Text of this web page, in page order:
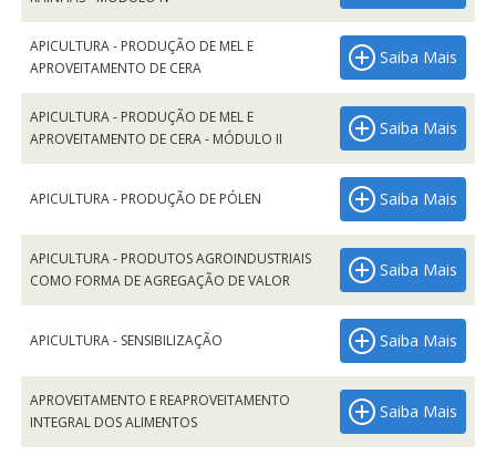
APICULTURA - PRODUÇÃO DE MEL E
APROVEITAMENTO DE CERA
Saiba Mais
APICULTURA - PRODUÇÃO DE MEL E
APROVEITAMENTO DE CERA - MÓDULO II
Saiba Mais
APICULTURA - PRODUÇÃO DE PÓLEN Saiba Mais
APICULTURA - PRODUTOS AGROINDUSTRIAIS
COMO FORMA DE AGREGAÇÃO DE VALOR
Saiba Mais
APICULTURA - SENSIBILIZAÇÃO Saiba Mais
APROVEITAMENTO E REAPROVEITAMENTO
INTEGRAL DOS ALIMENTOS
Saiba Mais